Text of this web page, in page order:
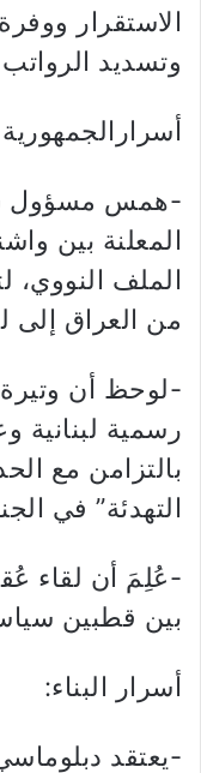
الاستقرار
وتسديد الرواتب
-همس مسؤول
المعلنة بين
الملف النووي،
من العراق إلى
-لوحظ أن
رسمية لبنانية
بالتزامن مع
التهدئة” في
-عُلِمَ أن لقاء
بين قطبين
أسرار البناء:
-يعتقد